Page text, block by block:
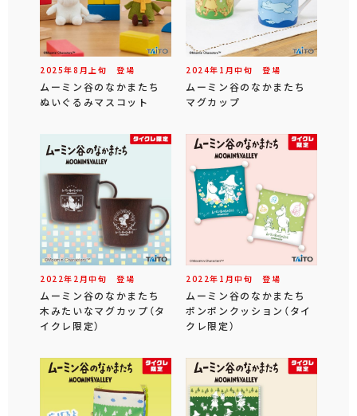
2025年8 月 上旬 登場
ムーミン谷のなかまたち
ぬいぐるみマスコット
2024年 1 月中旬 登場
ムーミン谷のなかまたち
マグカップ
2022年 2 月中旬 登場
ムーミン谷のなかまたち
木みたいなマグカップ（タ
イクレ限定）
2022年 1 月中旬 登場
ムーミン谷のなかまたち
ポンポンクッション（タイ
クレ限定）